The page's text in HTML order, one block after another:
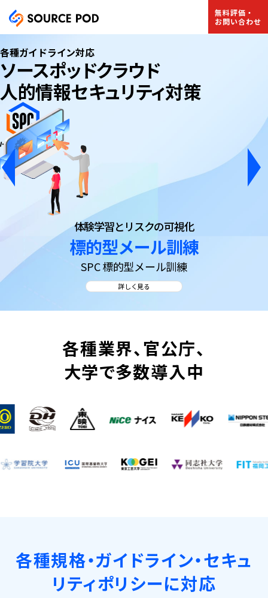
無料評価・
お問い合わせ
各種ガイドライン対応
ソースポッドクラウド
人的情報セキュリティ対策
意識改革で、情報セキュリティを自
情報セキュリティ研
SP Security Training
詳しく見る
各種業界、官公庁、
大学で多数導入中
各種規格・ガイドライン・セキュ
リティポリシーに対応